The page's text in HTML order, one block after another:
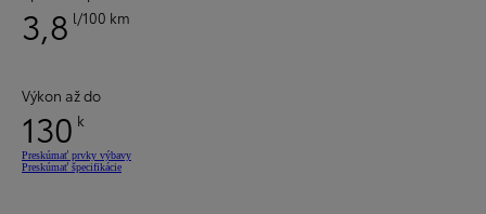
3,8 l/100 km
Výkon až do
130 k
Preskúmať prvky výbavy
Preskúmať špecifikácie